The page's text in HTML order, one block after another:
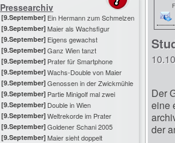
Pressearchiv
[9.September] Ein Hermann zum Schmelzen
[9.September] Maier als Wachsfigur
[9.September] Eigens gewachst
[9.September] Ganz Wien tanzt
[9.September] Prater für Smartphone
[9.September] Wachs-Double von Maier
[9.September] Genossen in der Zwickmühle
[9.September] Partie Minigolf mal zwei
[9.September] Double in Wien
[9.September] Weltrekorde im Prater
[9.September] Goldener Schani 2005
[9.September] Maier sieht doppelt
Der
eine
der